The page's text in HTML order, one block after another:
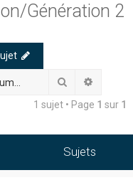
Génération 2
Rechercher
1 sujet • Page 1 sur 1
Sujets